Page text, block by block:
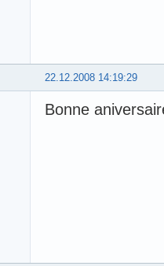
22.12.2008 14:19:29
Bonne